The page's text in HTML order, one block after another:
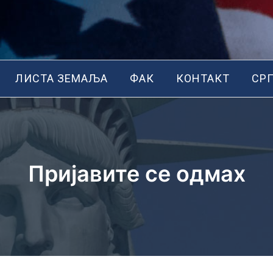
ЛИСТА ЗЕМАЉА ФАК КОНТАКТ
Пријавите се одмах